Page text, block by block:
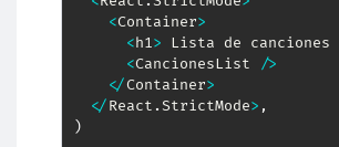
<Container>
<h1> Lista de canciones
<CancionesList />
</Container>
</React .StrictMode> ,
)